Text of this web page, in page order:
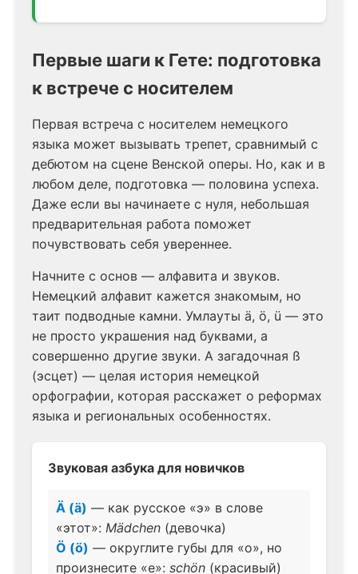
Первые шаги к Гете: подготовка
к встрече с носителем
Первая встреча с носителем немецкого
языка может вызывать трепет, сравнимый с
дебютом на сцене Венской оперы. Но, как и в
любом деле, подготовка — половина успеха.
Даже если вы начинаете с нуля, небольшая
предварительная работа поможет
почувствовать себя увереннее.
Начните с основ — алфавита и звуков.
Немецкий алфавит кажется знакомым, но
таит подводные камни. Умлауты ä, ö, ü — это
не просто украшения над буквами, а
совершенно другие звуки. А загадочная ß
(эсцет) — целая история немецкой
орфографии, которая расскажет о реформах
языка и региональных особенностях.
Звуковая азбука для новичков
Ä (ä) — как русское «э» в слове
«этот»: Mädchen (девочка)
Ö (ö) — округлите губы для «о», но
произнесите «е»: schön (красивый)